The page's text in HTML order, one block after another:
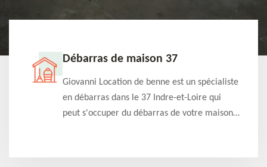
Débarras de maison 37
Giovanni Location de benne est un spécialiste
en débarras dans le 37 Indre-et-Loire qui
peut s'occuper du débarras de votre maison